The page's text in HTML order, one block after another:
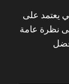
يعتمد على
نظرة عامة